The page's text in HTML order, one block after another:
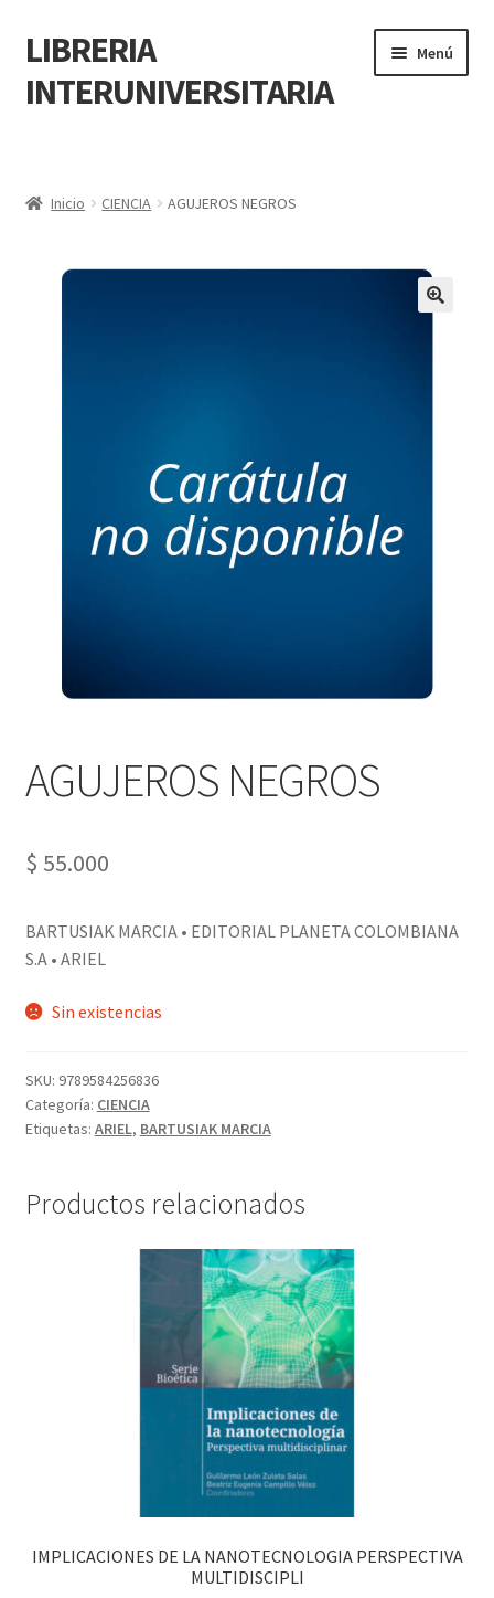
LIBRERIA
INTERUNIVERSITARIA
Menú
Carrito
POLÍTICA DE MANEJO DE INFORMACIÓN Y DATOS
PERSONALES DE CORPORACIÓN INTERUNIVERSITARIA DE
SERVICIO
Inicio CIENCIA AGUJEROS NEGROS
AGUJEROS NEGROS
$ 55.000
BARTUSIAK MARCIA • EDITORIAL PLANETA COLOMBIANA
S.A • ARIEL
Sin existencias
SKU: 9789584256836
Categoría: CIENCIA
Etiquetas: ARIEL, BARTUSIAK MARCIA
Productos relacionados
IMPLICACIONES DE LA NANOTECNOLOGIA PERSPECTIVA
MULTIDISCIPLI